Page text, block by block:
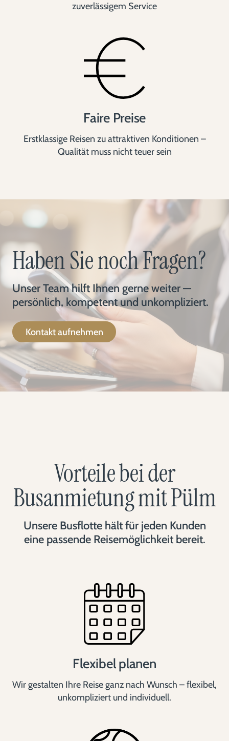
zuverlässigem Service
Faire Preise
Erstklassige Reisen zu attraktiven Konditionen –
Qualität muss nicht teuer sein
Haben Sie noch Fragen?
Unser Team hilft Ihnen gerne weiter —
persönlich, kompetent und unkompliziert.
Kontakt aufnehmen
Vorteile bei der
Busanmietung mit Pülm
Unsere Busflotte hält für jeden Kunden
eine passende Reisemöglichkeit bereit.
Flexibel planen
Wir gestalten Ihre Reise ganz nach Wunsch – flexibel,
unkompliziert und individuell.